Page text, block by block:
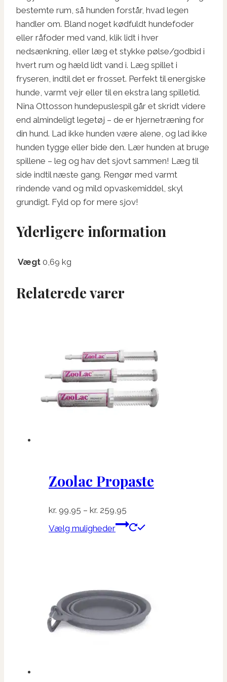
bestemte rum, så hunden forstår, hvad legen
handler om. Bland noget kødfuldt hundefoder
eller råfoder med vand, klik lidt i hver
nedsænkning, eller læg et stykke pølse/godbid i
hvert rum og hæld lidt vand i. Læg spillet i
fryseren, indtil det er frosset. Perfekt til energiske
hunde, varmt vejr eller til en ekstra lang spilletid.
Nina Ottosson hundepuslespil går et skridt videre
end almindeligt legetøj – de er hjernetræning for
din hund. Lad ikke hunden være alene, og lad ikke
hunden tygge eller bide den. Lær hunden at bruge
spillene – leg og hav det sjovt sammen! Læg til
side indtil næste gang. Rengør med varmt
rindende vand og mild opvaskemiddel, skyl
grundigt. Fyld op for mere sjov!
Yderligere information
Vægt 0,69 kg
Relaterede varer
Zoolac Propaste
kr. 99,95 – kr. 259,95
kr. 99,95
Vælg muligheder
Dette
kan
vælges